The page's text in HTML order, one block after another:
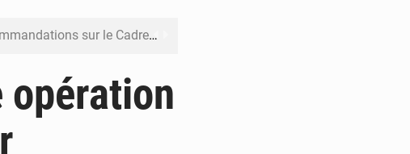
le Cadre budgétaire 2027-2029
la souveraineté alimentaire
en faveur de la jeunesse
opération